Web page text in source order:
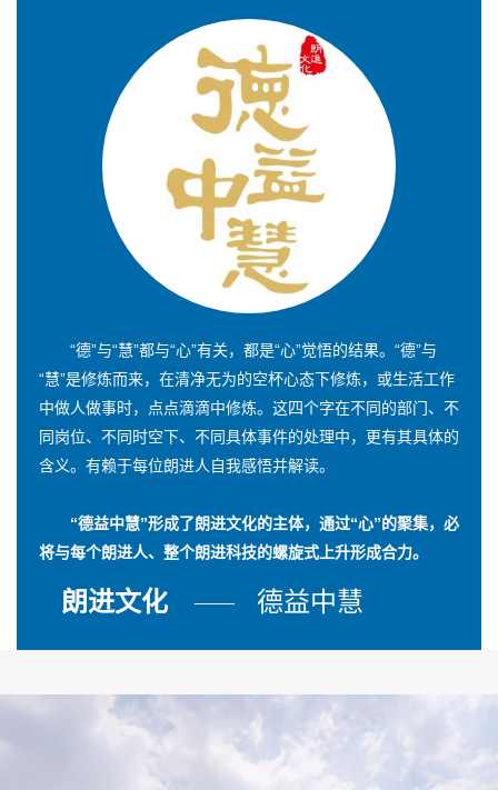
“德”与“慧”都与“心”有关，都是“心”觉悟的结果。“德”与
“慧”是修炼而来，在清净无为的空杯心态下修炼，或生活工作
中做人做事时，点点滴滴中修炼。这四个字在不同的部门、不
同岗位、不同时空下、不同具体事件的处理中，更有其具体的
含义。有赖于每位朗进人自我感悟并解读。
“德益中慧”形成了朗进文化的主体，通过“心”的聚集，必
将与每个朗进人、整个朗进科技的螺旋式上升形成合力。
朗进文化 德益中慧